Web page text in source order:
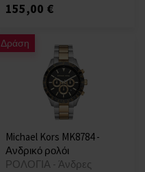
155,00 €
Δράση
Michael Kors MK8784 -
Ανδρικό ρολόι
ΡΟΛΟΓΙΑ - Άνδρες